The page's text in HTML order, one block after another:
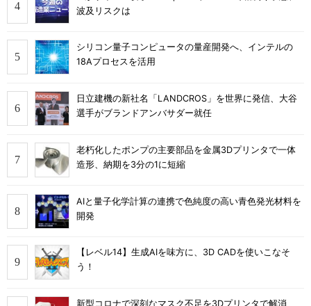
波及リスクは
シリコン量子コンピュータの量産開発へ、インテルの
18Aプロセスを活用
日立建機の新社名「LANDCROS」を世界に発信、大谷
選手がブランドアンバサダー就任
老朽化したポンプの主要部品を金属3Dプリンタで一体
造形、納期を3分の1に短縮
AIと量子化学計算の連携で色純度の高い青色発光材料を
開発
【レベル14】生成AIを味方に、3D CADを使いこなそ
う！
新型コロナで深刻なマスク不足を3Dプリンタで解消、